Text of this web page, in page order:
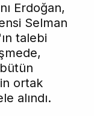
Erdoğan,
Selman
talebi
ortak
alındı.